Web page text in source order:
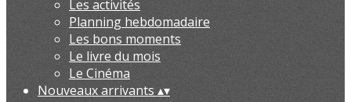
Les activités
Planning hebdomadaire
Les bons moments
Le livre du mois
Le Cinéma
Nouveaux arrivants ▴▾